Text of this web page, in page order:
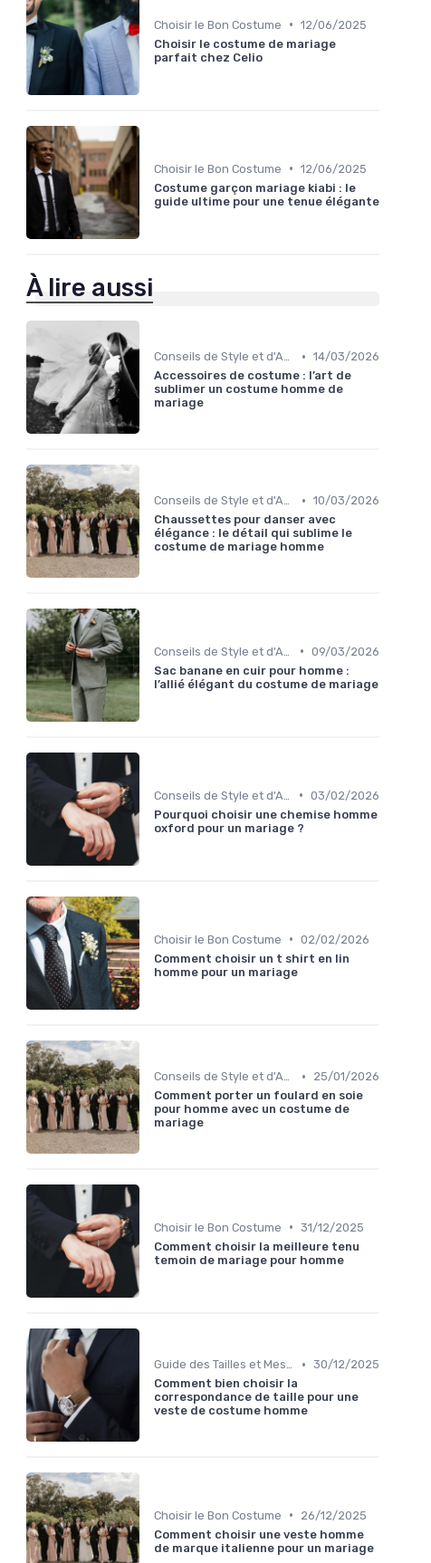
Choisir le Bon Costume • 12/06/2025
Choisir le costume de mariage
parfait chez Celio
Choisir le Bon Costume • 12/06/2025
Costume garçon mariage kiabi : le
guide ultime pour une tenue élégante
À lire aussi
Conseils de Style et d'Accessoires • 14/03/2026
Accessoires de costume : l’art de
sublimer un costume homme de
mariage
Conseils de Style et d'Accessoires • 10/03/2026
Chaussettes pour danser avec
élégance : le détail qui sublime le
costume de mariage homme
• 09/03/2026
Sac banane en cuir pour homme :
l’allié élégant du costume de mariage
• 03/02/2026
Pourquoi choisir une chemise homme
oxford pour un mariage ?
Choisir le Bon Costume • 02/02/2026
Comment choisir un t shirt en lin
homme pour un mariage
Conseils de Style et d'Accessoires •
25/01/2026
Comment porter un foulard en soie
pour homme avec un costume de
mariage
Choisir le Bon Costume • 31/12/2025
Comment choisir la meilleure tenu
temoin de mariage pour homme
Guide des Tailles et Mesures • 30/12/2025
Comment bien choisir la
correspondance de taille pour une
veste de costume homme
Choisir le Bon Costume •
26/12/2025
Comment choisir une veste homme
de marque italienne pour un mariage